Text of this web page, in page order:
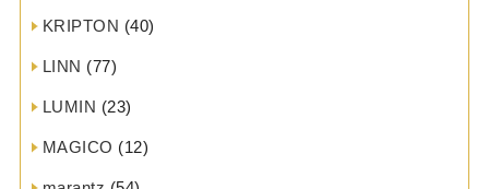
KRIPTON (40)
LINN (77)
LUMIN (23)
MAGICO (12)